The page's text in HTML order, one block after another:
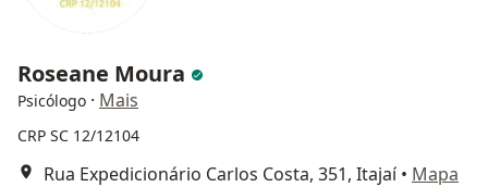
Roseane Moura
Psicólogo · Mais
CRP SC 12/12104
Rua Expedicionário Carlos Costa, 351, Itajaí • Mapa